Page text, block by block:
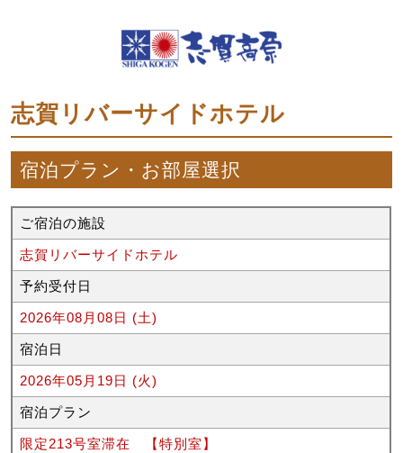
志賀リバーサイドホテル
宿泊プラン・お部屋選択
ご宿泊の施設
志賀リバーサイドホテル
予約受付日
2026年08月08日 (土)
宿泊日
2026年05月19日 (火)
宿泊プラン
限定213号室滞在 【特別室】